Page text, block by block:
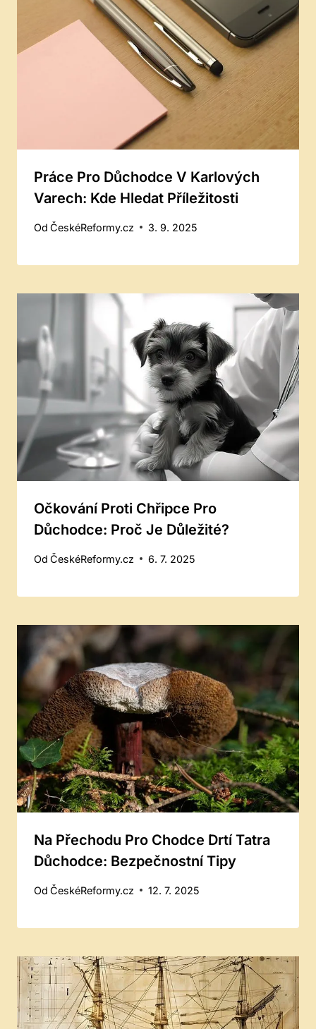
Práce Pro Důchodce V Karlových
Varech: Kde Hledat Příležitosti
Od ČeskéReformy.cz 3. 9. 2025
Očkování Proti Chřipce Pro
Důchodce: Proč Je Důležité?
Od ČeskéReformy.cz 6. 7. 2025
Na Přechodu Pro Chodce Drtí Tatra
Důchodce: Bezpečnostní Tipy
Od ČeskéReformy.cz 12. 7. 2025